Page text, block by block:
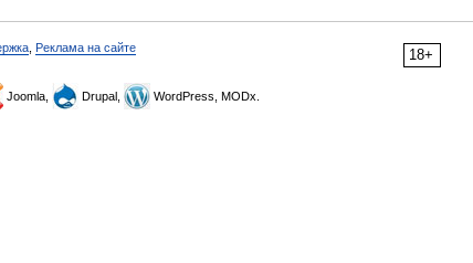
18+
Реклама на сайте
Joomla, Drupal, WordPress, MODx.